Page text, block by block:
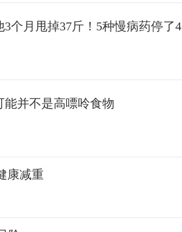
个月甩掉37斤！5种慢病药停了4
并不是高嘌呤食物
康减重